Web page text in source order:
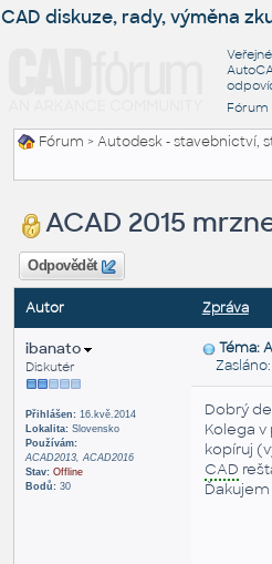
CAD diskuze, rady, výměna
Fórum
Fórum >Autodesk - stavebnictví,
ACAD 2015
Odpovědět
Autor Zpráva
ibanato
Diskutér
Přihlášen:16.kvě.2014
Lokalita:Slovensko
Používám:
ACAD2013, ACAD2016
Stav: Offline
Bodů:30
Téma:
Zasláno:
Dobrý
Kolega
kopíruj
CAD
Ďakujem